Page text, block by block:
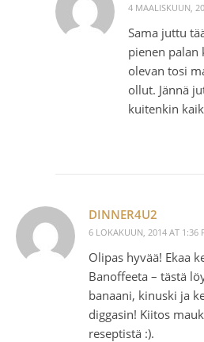
4 MAALISKUUN,
Sama juttu
pienen palan
olevan tosi
ollut. Jännä
kuitenkin
DINNER4U2
6 LOKAKUUN, 2014 AT 1:36
Olipas hyvää! Ekaa
Banoffeeta – tästä
banaani, kinuski ja
diggasin! Kiitos
reseptistä :).